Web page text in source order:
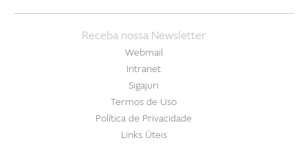
Receba nossa Newsletter
Webmail
Intranet
Sigajuri
Termos de Uso
Política de Privacidade
Links Úteis